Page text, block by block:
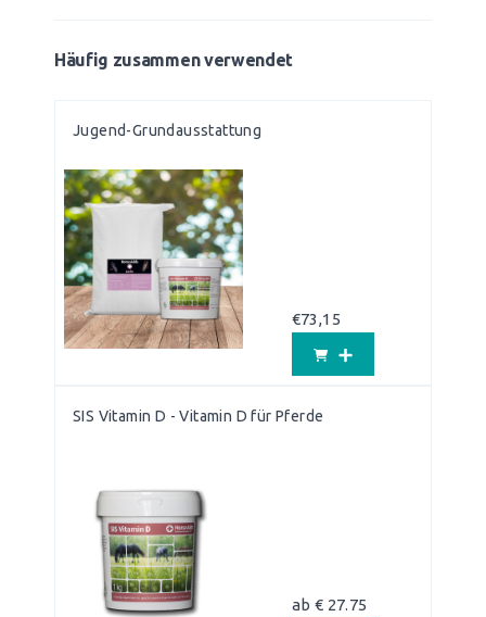
Häufig zusammen verwendet
Jugend-Grundausstattung
€73,15
SIS Vitamin D - Vitamin D für Pferde
ab € 27.75